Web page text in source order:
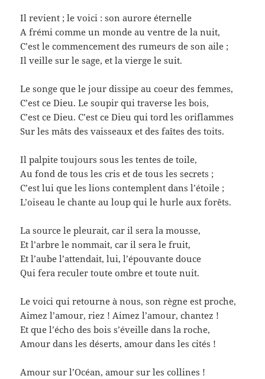
Il revient ; le voici : son aurore éternelle
A frémi comme un monde au ventre de la nuit,
C’est le commencement des rumeurs de son aile ;
Il veille sur le sage, et la vierge le suit.
Le songe que le jour dissipe au coeur des femmes,
C’est ce Dieu. Le soupir qui traverse les bois,
C’est ce Dieu. C’est ce Dieu qui tord les oriflammes
Sur les mâts des vaisseaux et des faîtes des toits.
Il palpite toujours sous les tentes de toile,
Au fond de tous les cris et de tous les secrets ;
C’est lui que les lions contemplent dans l’étoile ;
L’oiseau le chante au loup qui le hurle aux forêts.
La source le pleurait, car il sera la mousse,
Et l’arbre le nommait, car il sera le fruit,
Et l’aube l’attendait, lui, l’épouvante douce
Qui fera reculer toute ombre et toute nuit.
Le voici qui retourne à nous, son règne est proche,
Aimez l’amour, riez ! Aimez l’amour, chantez !
Et que l’écho des bois s’éveille dans la roche,
Amour dans les déserts, amour dans les cités !
Amour sur l’Océan, amour sur les collines !